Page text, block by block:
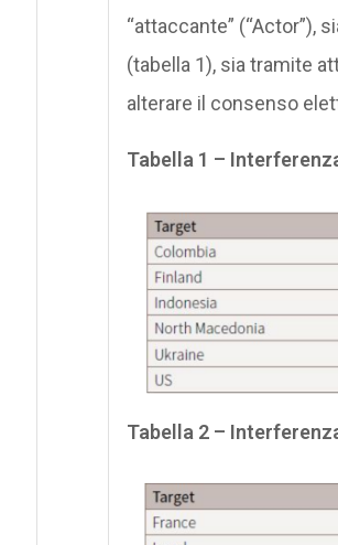
“attaccante” (“Actor”),
(tabella 1), sia tramite
alterare il consenso
Tabella 1 –
Tabella 2 –